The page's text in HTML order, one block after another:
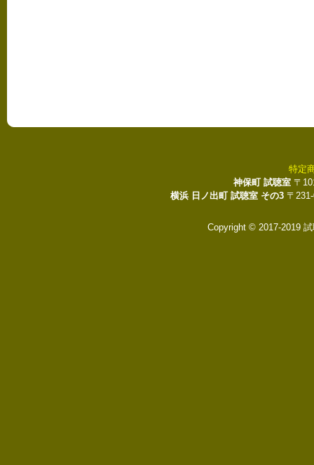
特定
神保町 試聴室 〒
横浜 日ノ出町 試聴室 その3 〒
Copyright © 2017-2019